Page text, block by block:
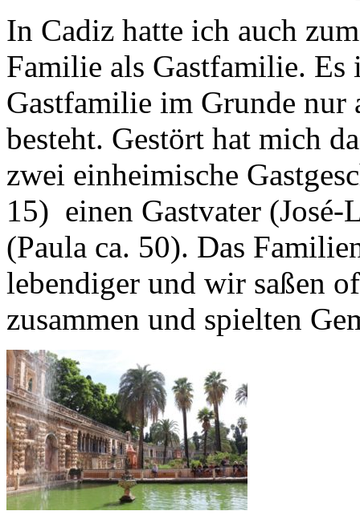
In Cadiz hatte ich auch
Familie als Gastfamilie. Es
Gastfamilie im Grunde nur
besteht. Gestört hat mich
zwei einheimische
15) einen Gastvater (José-
(Paula ca. 50). Das
lebendiger und wir saßen
zusammen und spielten